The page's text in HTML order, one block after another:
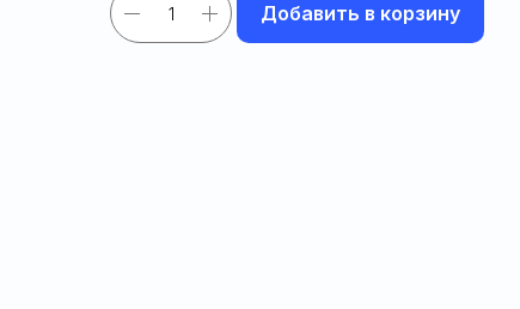
Добавить в корзину